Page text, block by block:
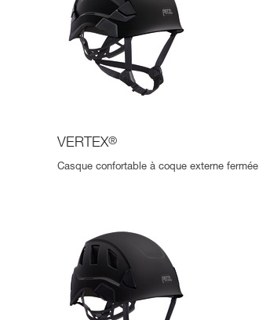
VERTEX®
Casque confortable à coque externe fermée